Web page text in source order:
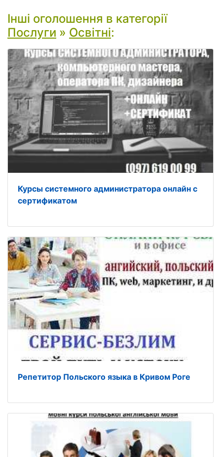
Інші оголошення в категорії
Послуги » Освітні:
Курсы системного администратора онлайн с
сертификатом
Репетитор Польского языка в Кривом Роге